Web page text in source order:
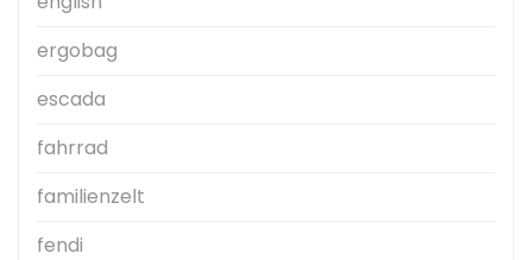
ergobag
escada
fahrrad
familienzelt
fendi